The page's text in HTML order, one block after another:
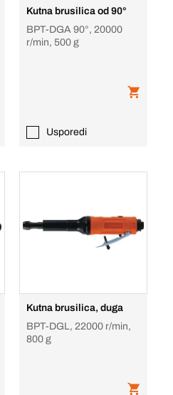
Kutna brusilica od 90°
BPT-DGA 90°, 20000
r/min, 500 g
Usporedi
Kutna brusilica, duga
BPT-DGL, 22000 r/min,
800 g